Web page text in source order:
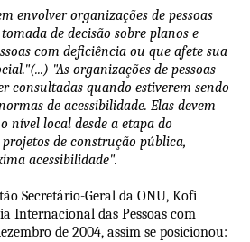
envolver organizações de pessoas
de decisão sobre planos e
com deficiência ou que afete sua
"As organizações de pessoas
consultadas quando estiverem sendo
de acessibilidade. Elas devem
nível local desde a etapa do
de construção pública,
acessibilidade".
Secretário-Geral da ONU, Kofi
Internacional das Pessoas com
de 2004, assim se posicionou: